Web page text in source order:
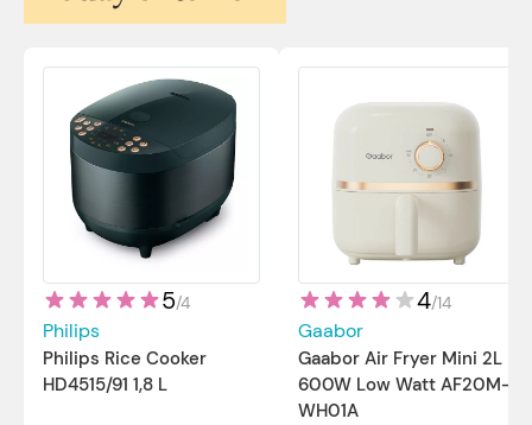
5/4
Philips
Philips Rice Cooker
HD4515/91 1,8 L
4/14
Gaabor
Gaabor Air Fryer Mini 2L
600W Low Watt AF20M-
WH01A